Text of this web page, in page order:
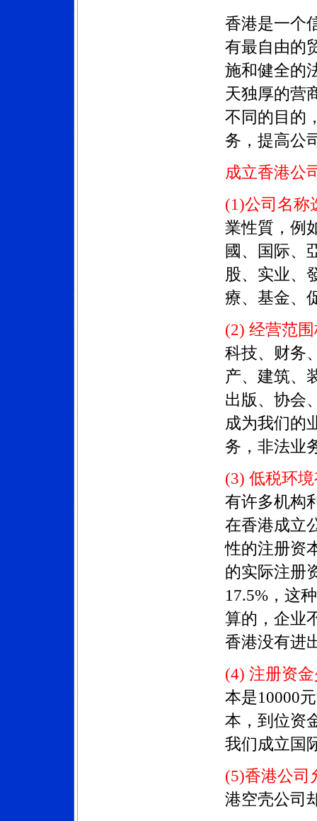
香港是一个
有最自由的
施和健全的
天独厚的营
不同的目的
务，提高公
成立香港公
(1)公司名称
業性質，例
國、国际、
股、实业、
療、基金、
(2) 经营范
科技、财务
产、建筑、
出版、协会
成为我们的
务，非法业
(3) 低税环
有许多机构
在香港成立
性的注册资
的实际注册
17.5%，这
算的，企业
香港没有进
(4) 注册资
本是10000
本，到位资
我们成立国
(5)香港公司
港空壳公司